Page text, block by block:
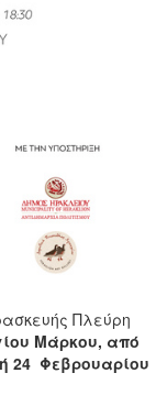
Πλεύρη
Μάρκου, από
24 Φεβρουαρίου